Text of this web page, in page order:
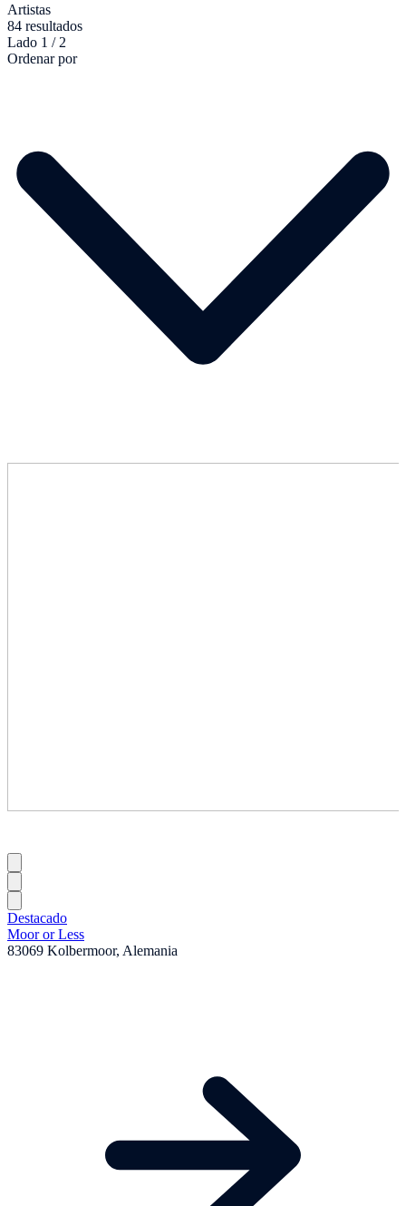
Artistas
84 resultados
Lado 1 / 2
Ordenar por
Destacado
Moor or Less
83069 Kolbermoor, Alemania